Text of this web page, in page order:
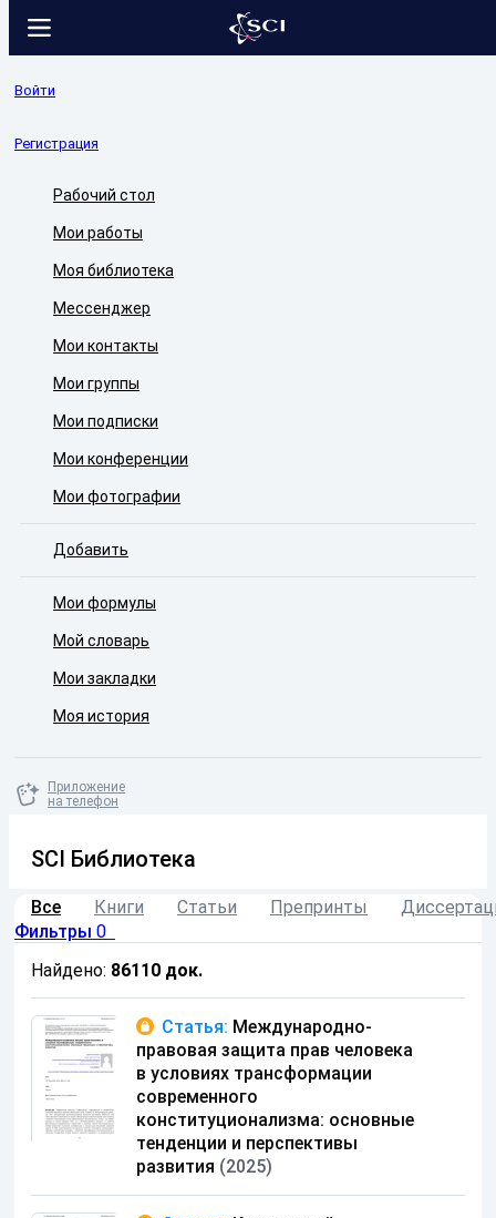
Войти
Регистрация
Рабочий стол
Мои работы
Моя библиотека
Мессенджер
Мои контакты
Мои группы
Мои подписки
Мои конференции
Мои фотографии
Добавить
Мои формулы
Мой словарь
Мои закладки
Моя история
Приложение
на телефон
SCI Библиотека
Все Книги Статьи Препринты
Фильтры 0
Найдено: 86110 док.
Статья: Международно-
правовая защита прав человека
в условиях трансформации
современного
конституционализма: основные
тенденции и перспективы
развития (2025)